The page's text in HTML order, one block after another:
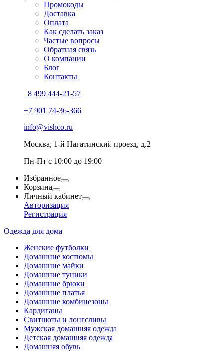
Промокоды
Доставка
Оплата
Как сделать заказ
Частые вопросы
Обратная связь
О компании
Блог
Контакты
8 499 444-21-57
+7 901 74-36-366
info@vishco.ru
Москва, 1-й Нагатинский проезд, д.2
Пн-Пт с 10:00 до 19:00
Избранное
Корзина
Личный кабинет
Авторизация
Регистрация
Одежда для дома
Женские футболки
Домашние костюмы
Домашние майки
Домашние туники
Домашние брюки
Домашние платья
Домашние комбинезоны
Кардиганы
Свитшоты и лонгсливы
Мужская домашняя одежда
Детская домашняя одежда
Домашняя обувь